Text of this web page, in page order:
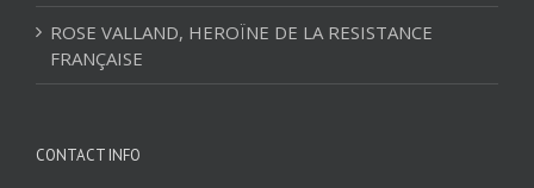
ROSE VALLAND, HEROÏNE DE LA RESISTANCE
FRANÇAISE
CONTACT INFO